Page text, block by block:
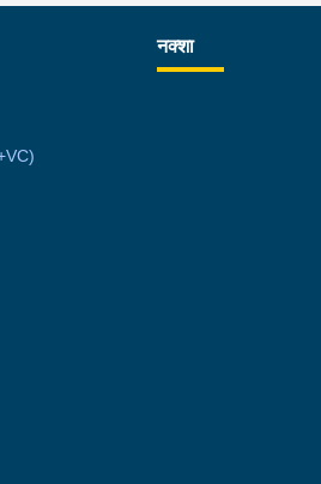
नक्शा